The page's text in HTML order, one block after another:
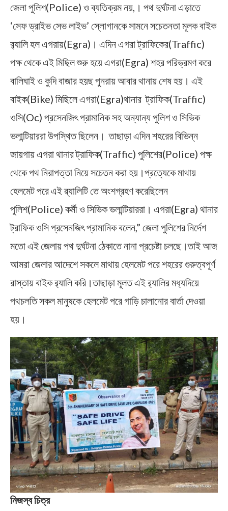
জেলা পুলিশ(Police) ও ব্যতিক্রম নয়,। পথ দুর্ঘটনা এড়াতে
‘সেফ ড্রাইভ সেভ লাইভ’ স্লোগানকে সামনে সচেতনতা মূলক বাইক
র‍্যালি হল এগরায়(Egra)। এদিন এগরা ট্রাফিকের(Traffic)
পক্ষ থেকে এই মিছিল শুরু হয়ে এগরা(Egra) শহর পরিভ্রমণ করে
বালিঘাই ও কুদি বাজার হয়ছ পুনরায় আবার থানায় শেষ হয়। এই
বাইক(Bike) মিছিলে এগরা(Egra)থানার ট্রাফিক(Traffic)
ওসি(Oc) প্রসেনজিৎ প্রামানিক সহ অন্যান্য পুলিশ ও সিভিক
ভলান্টিয়াররা উপস্থিত ছিলেন। তাছাড়া এদিন শহরের বিভিন্ন
জায়গায় এগরা থানার ট্রাফিক(Traffic) পুলিশের(Police) পক্ষ
থেকে পথ নিরাপত্তা নিয়ে সচেতন করা হয়।প্রত্যেকে মাথায়
হেলমেট পরে এই ৱ্যালিটি তে অংশগ্রহণ করেছিলেন
পুলিশ(Police) কর্মী ও সিভিক ভলান্টিয়াররা। এগরা(Egra) থানার
ট্রাফিক ওসি প্রসেনজিৎ প্রামানিক বলেন,” জেলা পুলিশের নির্দেশ
মতো এই জেলায় পথ দুর্ঘটনা ঠেকাতে নানা প্রচেষ্টা চলছে।তাই আজ
আমরা জেলার আদেশে সকলে মাথায় হেলমেট পরে শহরের গুরুত্বপূর্ণ
রাস্তায় বাইক র‍্যালি করি।তাছাড়া মূলত এই র‍্যালির মধ‍্যদিয়ে
পথচলতি সকল মানুষকে হেলমেট পরে গাড়ি চালানোর বার্তা দেওয়া
হয়।
নিজস্ব চিত্র